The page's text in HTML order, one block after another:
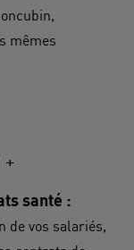
mêmes
+
santé :
de vos salariés,